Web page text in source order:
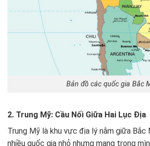
Bản đồ các quốc gia Bắc
2. Trung Mỹ: Cầu Nối Giữa Hai Lục Địa
Trung Mỹ là khu vực địa lý nằm giữa Bắc
nhiều quốc gia nhỏ nhưng mang trong